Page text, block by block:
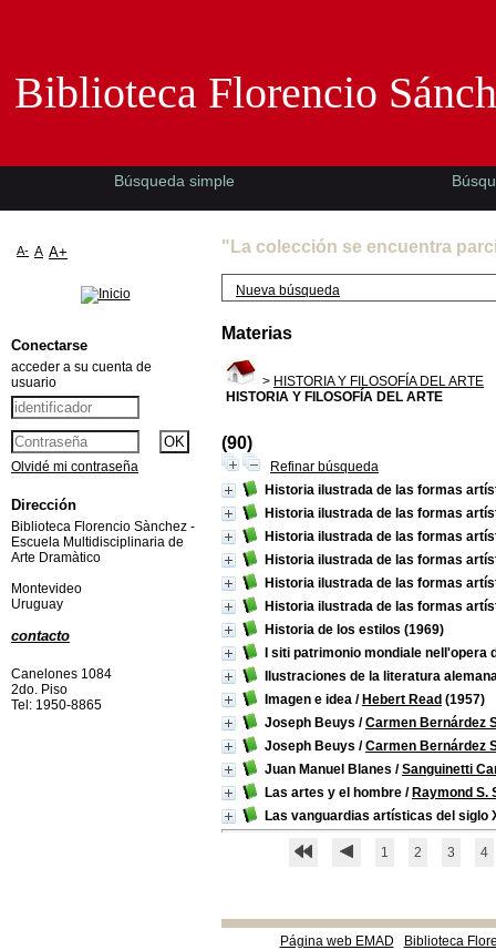
"La colección se encuentra
Nueva búsqueda
Materias
> HISTORIA Y FILOSOFÍA DEL ARTE
HISTORIA Y FILOSOFÍA DEL ARTE
(90)
Refinar búsqueda
Historia ilustrada de las formas
Historia ilustrada de las formas
Historia ilustrada de las formas
Historia ilustrada de las formas
Historia ilustrada de las formas
Historia ilustrada de las formas
Historia de los estilos (1969)
I siti patrimonio mondiale nell'opera
Ilustraciones de la literatura
Imagen e idea / Hebert Read (1957)
Joseph Beuys /Carmen Bernárdez
Joseph Beuys /Carmen Bernárdez
Juan Manuel Blanes /Sanguinetti
Las artes y el hombre / Raymond S.
Las vanguardias artísticas del siglo
1 2 3 4
Página web EMAD Biblioteca
Biblioteca Florencio
Búsqueda simple
A- A A+
Conectarse
acceder a su cuenta de
usuario
Olvidé mi contraseña
Dirección
Biblioteca Florencio Sànchez -
Escuela Multidisciplinaria de
Arte Dramàtico
Montevideo
Uruguay
contacto
Canelones 1084
2do. Piso
Tel: 1950-8865